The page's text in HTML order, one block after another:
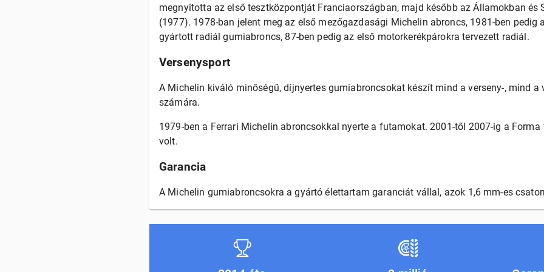
megnyitotta az első tesztközpontját Franciaországban, majd később az Államokban és
(1977). 1978-ban jelent meg az első mezőgazdasági Michelin abroncs, 1981-ben pedig
gyártott radiál gumiabroncs, 87-ben pedig az első motorkerékpárokra tervezett radiál.
Versenysport
A Michelin kiváló minőségű, díjnyertes gumiabroncsokat készít mind a verseny-, mind a
számára.
1979-ben a Ferrari Michelin abroncsokkal nyerte a futamokat. 2001-től 2007-ig a
volt.
Garancia
A Michelin gumiabroncsokra a gyártó élettartam garanciát vállal, azok 1,6 mm-es